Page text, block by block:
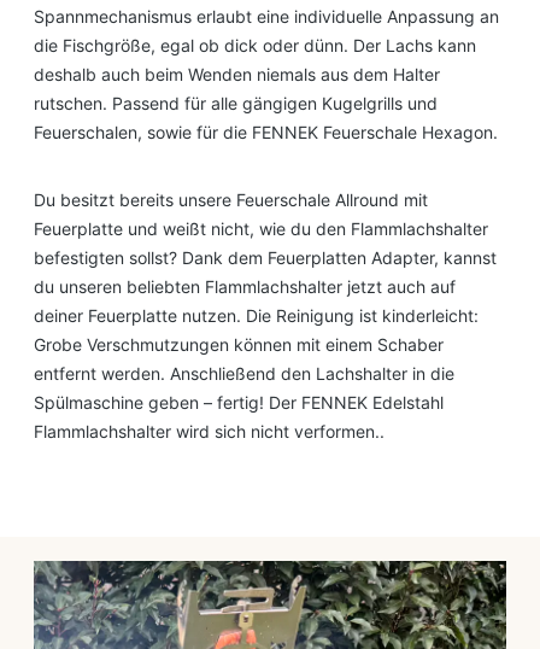
Spannmechanismus erlaubt eine individuelle Anpassung an
die Fischgröße, egal ob dick oder dünn. Der Lachs kann
deshalb auch beim Wenden niemals aus dem Halter
rutschen. Passend für alle gängigen Kugelgrills und
Feuerschalen, sowie für die FENNEK Feuerschale Hexagon.
Du besitzt bereits unsere Feuerschale Allround mit
Feuerplatte und weißt nicht, wie du den Flammlachshalter
befestigten sollst? Dank dem Feuerplatten Adapter, kannst
du unseren beliebten Flammlachshalter jetzt auch auf
deiner Feuerplatte nutzen. Die Reinigung ist kinderleicht:
Grobe Verschmutzungen können mit einem Schaber
entfernt werden. Anschließend den Lachshalter in die
Spülmaschine geben – fertig! Der FENNEK Edelstahl
Flammlachshalter wird sich nicht verformen..